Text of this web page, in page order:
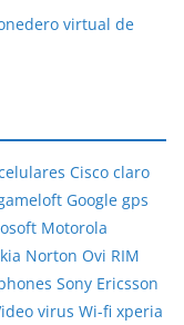
virtual de
Cisco claro
Google gps
Motorola
Norton Ovi RIM
Sony Ericsson
virus Wi-fi xperia